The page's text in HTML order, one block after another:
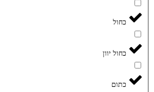
כחול
כחול יוון
כתום